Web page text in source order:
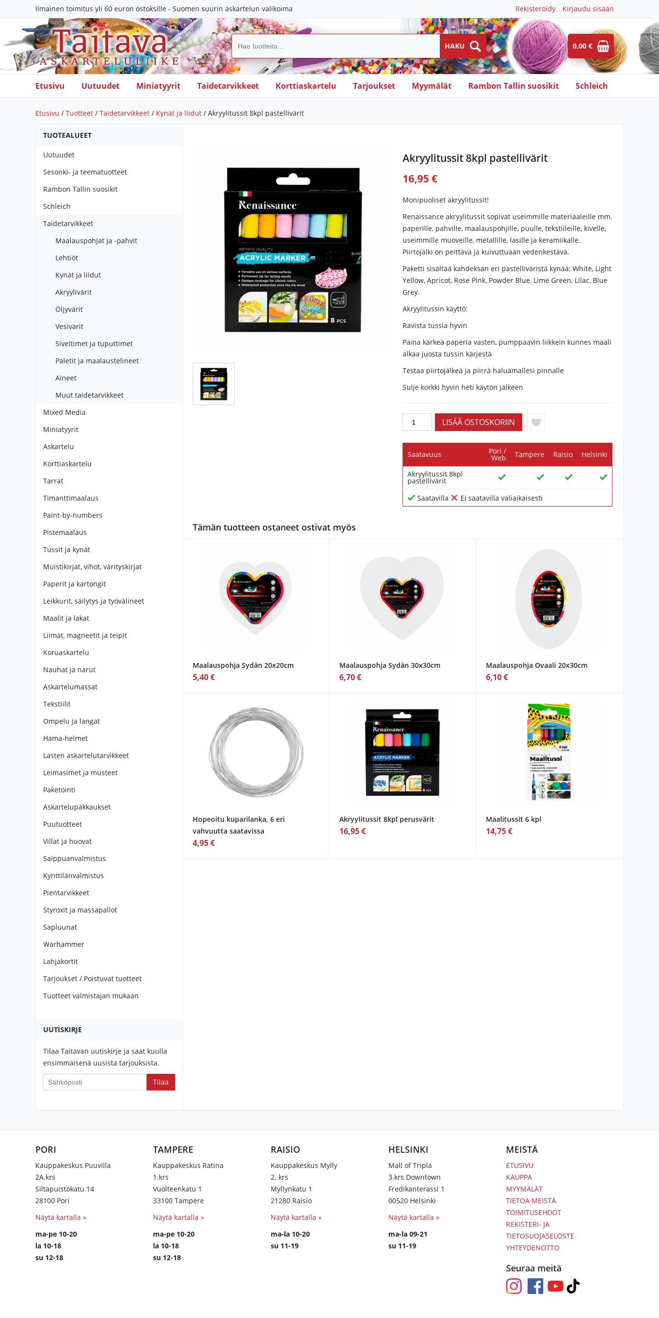
Ilmainen toimitus yli 60 euron ostoksille - Suomen suurin askartelun valikoima Rekisteröidy Kirjaudu sisään
0,00 €
Etusivu Uutuudet Miniatyyrit Taidetarvikkeet Korttiaskartelu Tarjoukset Myymälät Rambon Tallin suosikit Schleich
Etusivu / Tuotteet / Taidetarvikkeet / Kynät ja liidut / Akryylitussit 8kpl pastellivärit
TUOTEALUEET
Uutuudet
Sesonki- ja teematuotteet
Rambon Tallin suosikit
Schleich
Taidetarvikkeet
Maalauspohjat ja -pahvit
Lehtiöt
Kynät ja liidut
Akryylivärit
Öljyvärit
Vesivärit
Siveltimet ja tuputtimet
Paletit ja maalaustelineet
Aineet
Muut taidetarvikkeet
Mixed Media
Miniatyyrit
Askartelu
Korttiaskartelu
Tarrat
Timanttimaalaus
Paint-by-numbers
Pistemaalaus
Tussit ja kynät
Muistikirjat, vihot, värityskirjat
Paperit ja kartongit
Leikkurit, säilytys ja työvälineet
Maalit ja lakat
Liimat, magneetit ja teipit
Koruaskartelu
Nauhat ja narut
Askartelumassat
Tekstiilit
Ompelu ja langat
Hama-helmet
Lasten askartelutarvikkeet
Leimasimet ja musteet
Paketointi
Askartelupakkaukset
Puutuotteet
Villat ja huovat
Saippuanvalmistus
Kynttilänvalmistus
Pientarvikkeet
Styroxit ja massapallot
Sapluunat
Warhammer
Lahjakortit
Tarjoukset / Poistuvat tuotteet
Tuotteet valmistajan mukaan
UUTISKIRJE
Tilaa Taitavan uutiskirje ja saat kuulla
ensimmäisenä uusista tarjouksista.
Akryylitussit 8kpl pastellivärit
16,95 €
Monipuoliset akryylitussit!
Renaissance akryylitussit sopivat useimmille materiaaleille mm.
paperille, pahville, maalauspohjille, puulle, tekstiileille, kivelle,
useimmille muoveille, metallille, lasille ja keramiikalle.
Piirtojälki on peittävä ja kuivuttuaan vedenkestävä.
Paketti sisältää kahdeksan eri pastelliväristä kynää: White, Light
Yellow, Apricot, Rose Pink, Powder Blue, Lime Green, Lilac, Blue
Grey.
Akryylitussin käyttö:
Ravista tussia hyvin
Paina kärkeä paperia vasten, pumppaavin liikkein kunnes maali
alkaa juosta tussin kärjestä
Testaa piirtojälkeä ja piirrä haluamallesi pinnalle
Sulje korkki hyvin heti käytön jälkeen
Saatavuus Pori /
Web Tampere Raisio Helsinki
Akryylitussit 8kpl
pastellivärit
Saatavilla
Ei saatavilla väliaikaisesti
Tämän tuotteen ostaneet ostivat myös
Maalauspohja Sydän 20x20cm
5,40 €
Maalauspohja Sydän 30x30cm
6,70 €
Maalauspohja Ovaali 20x30cm
6,10 €
Hopeoitu kuparilanka, 6 eri
vahvuutta saatavissa
4,95 €
Akryylitussit 8kpl perusvärit
16,95 €
Maalitussit 6 kpl
14,75 €
PORI
Kauppakeskus Puuvilla
2A.krs
Siltapuistokatu 14
28100 Pori
Näytä kartalla »
ma-pe 10-20
la 10-18
su 12-18
TAMPERE
Kauppakeskus Ratina
1.krs
Vuolteenkatu 1
33100 Tampere
Näytä kartalla »
ma-pe 10-20
la 10-18
su 12-18
RAISIO
Kauppakeskus Mylly
2. krs
Myllynkatu 1
21280 Raisio
Näytä kartalla »
ma-la 10-20
su 11-19
HELSINKI
Mall of Tripla
3.krs Downtown
Fredikanterassi 1
00520 Helsinki
Näytä kartalla »
ma-la 09-21
su 11-19
MEISTÄ
ETUSIVU
KAUPPA
MYYMÄLÄT
TIETOA MEISTÄ
TOIMITUSEHDOT
REKISTERI- JA
TIETOSUOJASELOSTE
YHTEYDENOTTO
Seuraa meitä